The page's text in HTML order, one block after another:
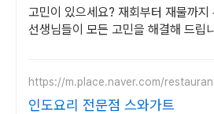
고민이 있으세요? 재회부터 재물까지
선생님들이 모든 고민을 해결해 드립
https://m.place.naver.com/
인도요리 전문점 스와가트